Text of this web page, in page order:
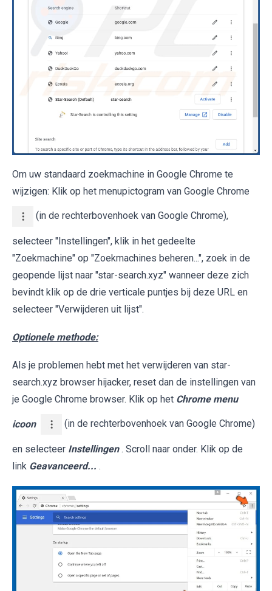
Om uw standaard zoekmachine in Google Chrome te
wijzigen: Klik op het menupictogram van Google Chrome
(in de rechterbovenhoek van Google Chrome),
selecteer "Instellingen", klik in het gedeelte
"Zoekmachine" op "Zoekmachines beheren...", zoek in de
geopende lijst naar "star-search.xyz" wanneer deze zich
bevindt klik op de drie verticale puntjes bij deze URL en
selecteer "Verwijderen uit lijst".
Optionele methode:
Als je problemen hebt met het verwijderen van star-
search.xyz browser hijacker, reset dan de instellingen van
je Google Chrome browser. Klik op het Chrome menu
icoon (in de rechterbovenhoek van Google Chrome)
en selecteer Instellingen . Scroll naar onder. Klik op de
link Geavanceerd... .